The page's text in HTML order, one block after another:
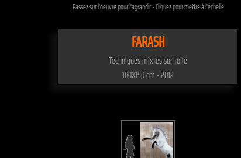
Passez sur l'oeuvre pour l'agrandir - Cliquez pour mettre à l'échelle
FARASH
Techniques mixtes sur toile
180X150 cm - 2012